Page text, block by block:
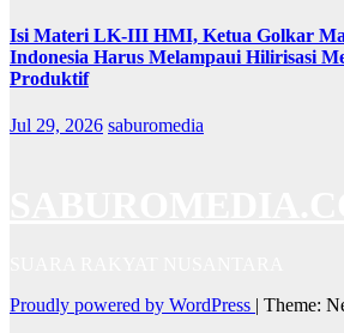
Isi Materi LK-III HMI, Ketua Golkar
Indonesia Harus Melampaui Hilirisasi
Produktif
Jul 29, 2026 saburomedia
Proudly powered by WordPress | Theme: